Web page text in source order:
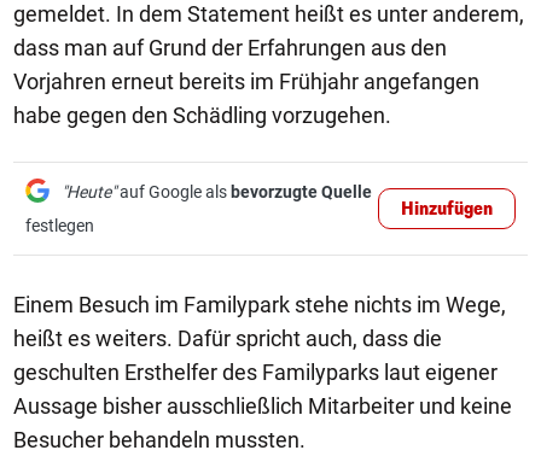
gemeldet. In dem Statement heißt es unter anderem,
dass man auf Grund der Erfahrungen aus den
Vorjahren erneut bereits im Frühjahr angefangen
habe gegen den Schädling vorzugehen.
"Heute"auf Google als bevorzugte Quelle
festlegen
Hinzufügen
Einem Besuch im Familypark stehe nichts im Wege,
heißt es weiters. Dafür spricht auch, dass die
geschulten Ersthelfer des Familyparks laut eigener
Aussage bisher ausschließlich Mitarbeiter und keine
Besucher behandeln mussten.